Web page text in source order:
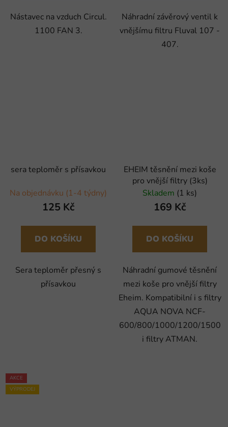
Nástavec na vzduch Circul.
1100 FAN 3.
Náhradní závěrový ventil k
vnějšímu filtru Fluval 107 -
407.
sera teploměr s přísavkou
Na objednávku (1-4 týdny)
125 Kč
DO KOŠÍKU
Sera teploměr přesný s
přísavkou
EHEIM těsnění mezi koše
pro vnější filtry (3ks)
Skladem (1 ks)
169 Kč
DO KOŠÍKU
Náhradní gumové těsnění
mezi koše pro vnější filtry
Eheim. Kompatibilní i s filtry
AQUA NOVA NCF-
600/800/1000/1200/1500
i filtry ATMAN.
AKCE
VÝPRODEJ